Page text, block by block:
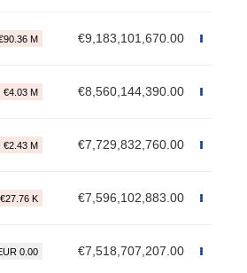
€9,183,101,670.00
€8,560,144,390.00
€7,729,832,760.00
€7,596,102,883.00
€7,518,707,207.00